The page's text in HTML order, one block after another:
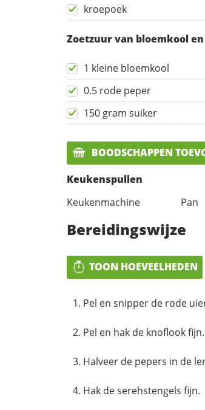
kroepoek
Zoetzuur van bloemkool
1 kleine bloemkool
0.5 rode peper
150 gram suiker
BOODSCHAPPEN
Keukenspullen
Keukenmachine
Pan
Bereidingswijze
TOON HOEVEELHEDEN
Pel en snipper de rode
Pel en hak de knoflook fijn.
Halveer de pepers in de
Hak de serehstengels fijn.